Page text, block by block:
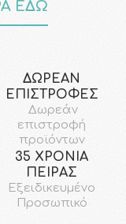
ΕΔΩ
ΔΩΡΕΑΝ
ΕΠΙΣΤΡΟΦΕΣ
Δωρεάν
επιστροφή
προϊόντων
35 ΧΡΟΝΙΑ
ΠΕΙΡΑΣ
Εξειδικευμένο
Προσωπικό